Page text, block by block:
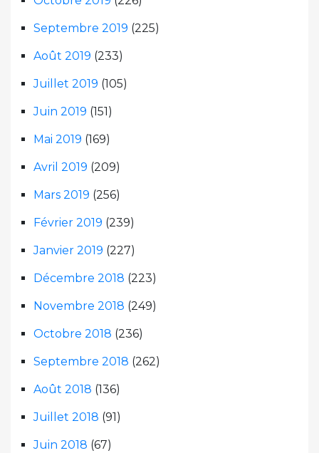
Septembre 2019 (225)
Août 2019 (233)
Juillet 2019 (105)
Juin 2019 (151)
Mai 2019 (169)
Avril 2019 (209)
Mars 2019 (256)
Février 2019 (239)
Janvier 2019 (227)
Décembre 2018 (223)
Novembre 2018 (249)
Octobre 2018 (236)
Septembre 2018 (262)
Août 2018 (136)
Juillet 2018 (91)
Juin 2018 (67)